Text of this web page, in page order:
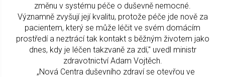
změnu v systému péče o duševně nemocné.
Významně zvyšují její kvalitu, protože péče jde nově za
pacientem, který se může léčit ve svém domácím
prostředí a neztrácí tak kontakt s běžným životem jako
dnes, kdy je léčen takzvaně za zdí," uvedl ministr
zdravotnictví Adam Vojtěch.
„Nová Centra duševního zdraví se otevřou ve